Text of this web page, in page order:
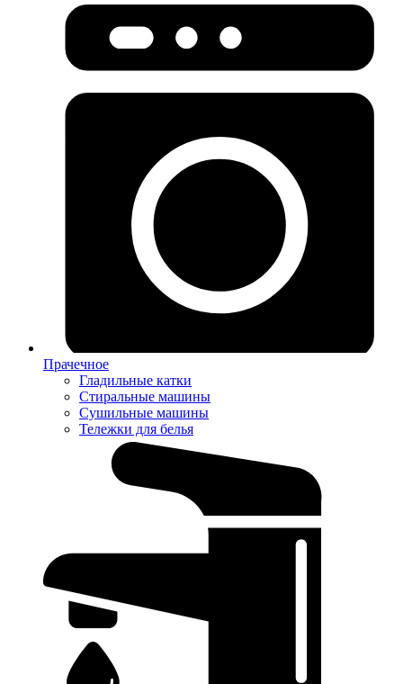
Прачечное
Гладильные катки
Стиральные машины
Сушильные машины
Тележки для белья